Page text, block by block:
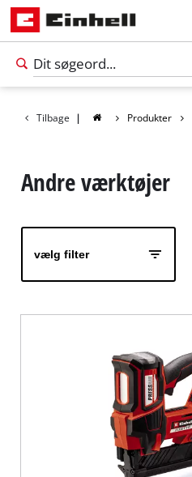
Tilbage | Produkter
Andre værktøjer
vælg filter